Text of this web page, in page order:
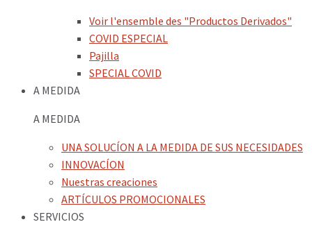
Voir l'ensemble des "Productos Derivados"
COVID ESPECIAL
Pajilla
SPECIAL COVID
A MEDIDA
A MEDIDA
UNA SOLUCÍON A LA MEDIDA DE SUS NECESIDADES
INNOVACÍON
Nuestras creaciones
ARTÍCULOS PROMOCIONALES
SERVICIOS